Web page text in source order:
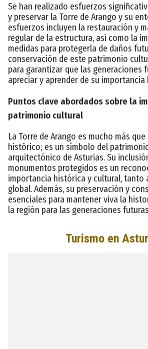
Se han realizado esfuerzos
y preservar la Torre de Arango y su
esfuerzos incluyen la restauración y
regular de la estructura, así como la
medidas para protegerla de daños
conservación de este patrimonio
para garantizar que las generaciones
apreciar y aprender de su
Puntos clave abordados sobre la
patrimonio cultural
La Torre de Arango es mucho más
histórico; es un símbolo del
arquitectónico de Asturias. Su
monumentos protegidos es un
importancia histórica y cultural, tanto
global. Además, su preservación y
esenciales para mantener viva la
la región para las generaciones